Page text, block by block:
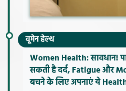
वूमेन हेल्थ
Women Health: सावधान!
सकती है दर्द, Fatigue और
बचने के लिए अपनाएं ये